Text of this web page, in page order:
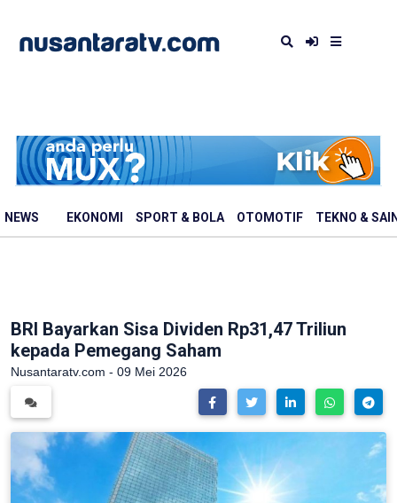
NEWS EKONOMI SPORT & BOLA OTOMOTIF TEKNO &
BRI Bayarkan Sisa Dividen Rp31,47 Triliun
kepada Pemegang Saham
Nusantaratv.com - 09 Mei 2026